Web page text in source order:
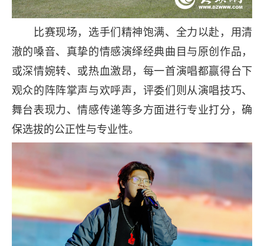
比赛现场，选手们精神饱满、全力以赴，用清
澈的嗓音、真挚的情感演绎经典曲目与原创作品，
或深情婉转、或热血激昂，每一首演唱都赢得台下
观众的阵阵掌声与欢呼声，评委们则从演唱技巧、
舞台表现力、情感传递等多方面进行专业打分，确
保选拔的公正性与专业性。